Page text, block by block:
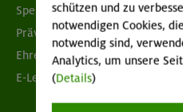
Spenden
Prävention sexualisierter Gewalt
Ehrenamtsbörse
E-Learning
schützen und zu
notwendigen Cookies,
notwendig sind,
Analytics, um unsere
(Details)